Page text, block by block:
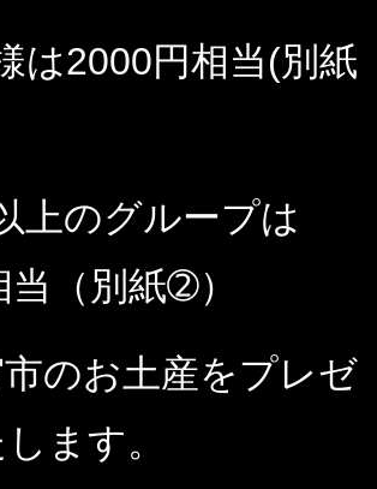
は2000円相当(別紙
上のグループは
（別紙➁）
のお土産をプレゼ
ます。